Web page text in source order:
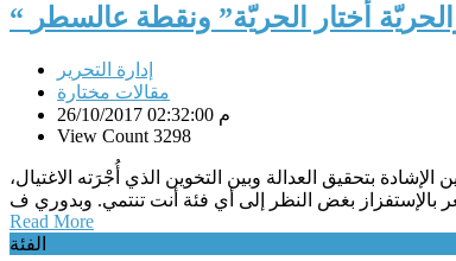
أختار الحريّة” ونقطة عالسطر
إدارة التحرير
مقالات مختارة
26/10/2017 02:32:00 م
View Count 3298
بتحقيق العدالة وبين التخوين الذي أُجْرَته الاغتيال،
Read More
الفئة